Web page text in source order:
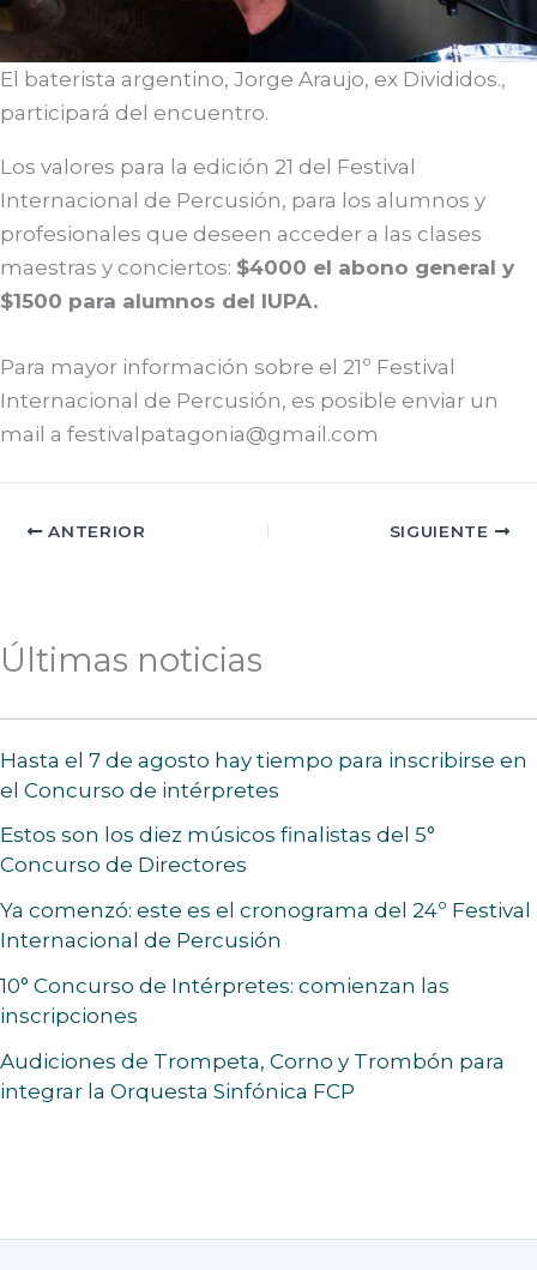
El baterista argentino, Jorge Araujo, ex Divididos.,
participará del encuentro.
Los valores para la edición 21 del Festival
Internacional de Percusión, para los alumnos y
profesionales que deseen acceder a las clases
maestras y conciertos: $4000 el abono general y
$1500 para alumnos del IUPA.
Para mayor información sobre el 21º Festival
Internacional de Percusión, es posible enviar un
mail a festivalpatagonia@gmail.com
ANTERIOR SIGUIENTE
Últimas noticias
Hasta el 7 de agosto hay tiempo para inscribirse en
el Concurso de intérpretes
Estos son los diez músicos finalistas del 5°
Concurso de Directores
Ya comenzó: este es el cronograma del 24º Festival
Internacional de Percusión
10° Concurso de Intérpretes: comienzan las
inscripciones
Audiciones de Trompeta, Corno y Trombón para
integrar la Orquesta Sinfónica FCP